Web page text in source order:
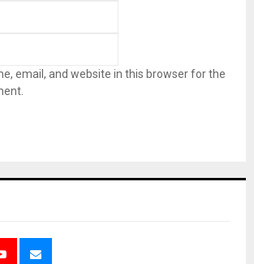
email, and website in this browser for the